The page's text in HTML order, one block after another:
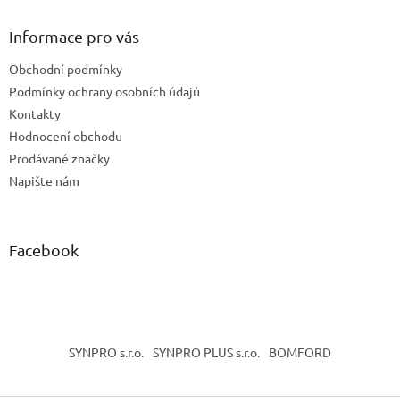
Informace pro vás
Obchodní podmínky
Podmínky ochrany osobních údajů
Kontakty
Hodnocení obchodu
Prodávané značky
Napište nám
Facebook
SYNPRO s.r.o. SYNPRO PLUS s.r.o. BOMFORD